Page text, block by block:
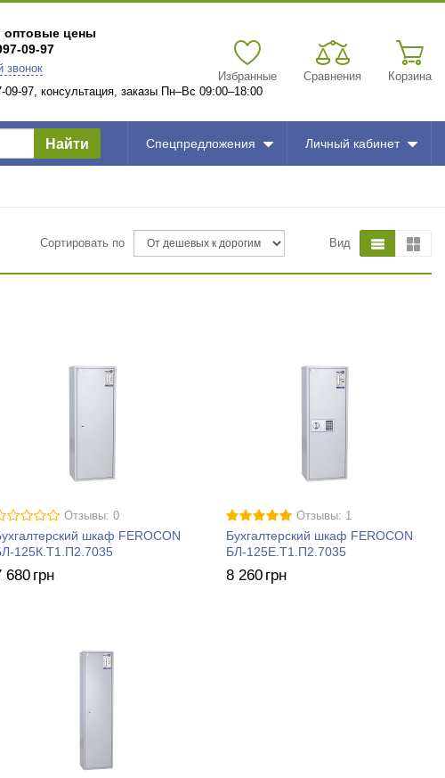
оптовые цены
09-97
звонок
09-97, консультация, заказы Пн–Вс 09:00–18:00
Избранные Сравнения Корзина
Найти Спецпредложения Личный кабинет
Сортировать по Вид
Отзывы: 0
шкаф FEROCON
125К.Т1.П2.7035
680 грн
Отзывы: 1
Бухгалтерский шкаф FEROCON
БЛ-125Е.Т1.П2.7035
8 260 грн